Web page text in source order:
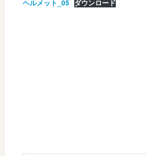
ヘルメット_05 ダウンロード